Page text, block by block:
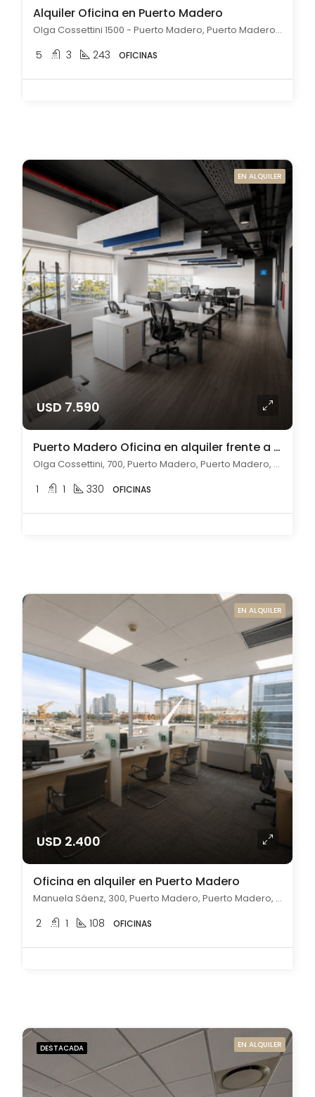
Alquiler Oficina en Puerto Madero
Olga Cossettini 1500 - Puerto Madero, Puerto Madero, Capital Federal
5 3 243 OFICINAS
EN ALQUILER
USD 7.590
Puerto Madero Oficina en alquiler frente a los diques
Olga Cossettini, 700, Puerto Madero, Puerto Madero, Capital Federal
1 1 330 OFICINAS
EN ALQUILER
USD 2.400
Oficina en alquiler en Puerto Madero
Manuela Sáenz, 300, Puerto Madero, Puerto Madero, Capital Federal
2 1 108 OFICINAS
DESTACADA EN ALQUILER